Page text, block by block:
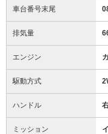
車台番号末尾
排気量
エンジン
駆動方式
ハンドル
ミッション